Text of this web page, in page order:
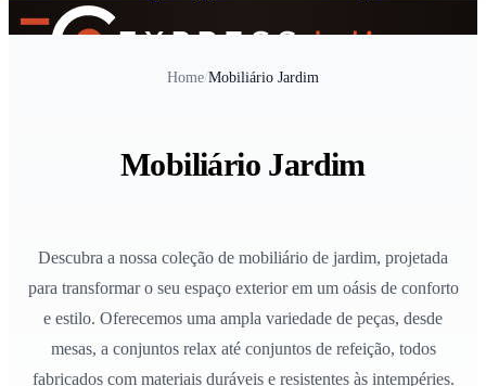
Home/Mobiliário Jardim
Mobiliário Jardim
Descubra a nossa coleção de mobiliário de jardim, projetada
para transformar o seu espaço exterior em um oásis de conforto
e estilo. Oferecemos uma ampla variedade de peças, desde
mesas, a conjuntos relax até conjuntos de refeição, todos
fabricados com materiais duráveis e resistentes às intempéries.